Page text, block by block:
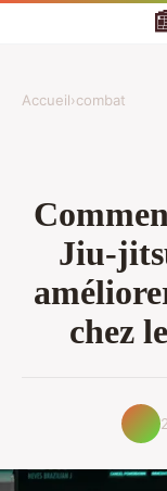
Accueil›combat
Jiu-
chez